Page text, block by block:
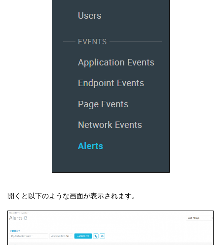
開くと以下のような画面が表示されます。